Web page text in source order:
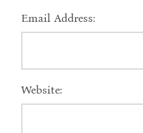
Email Address:
Website: